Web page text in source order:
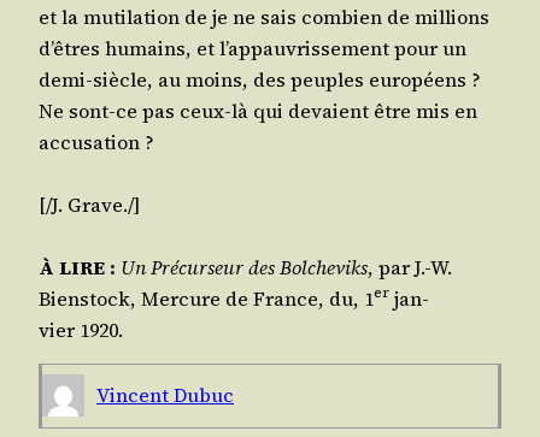
et la muti­la­tion de je ne sais com­bien de mil­lions
d’êtres humains, et l’appauvrissement pour un
demi-siècle, au moins, des peuples euro­péens ?
Ne sont-ce pas ceux-là qui devaient être mis en
accusation ?
[/​J. Grave./​]
À LIRE : Un Pré­cur­seur des Bol­che­viks, par J.-W.
Bien­stock, Mer­cure de France, du, 1er jan­
vier 1920.
Vincent Dubuc